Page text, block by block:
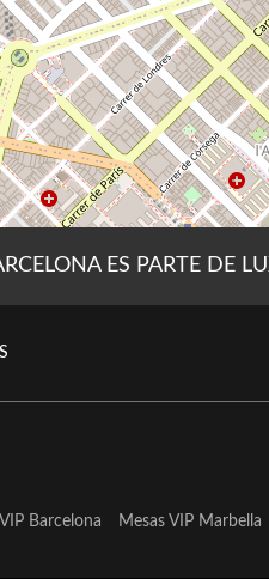
ES PARTE DE
Barcelona Mesas VIP Marbella